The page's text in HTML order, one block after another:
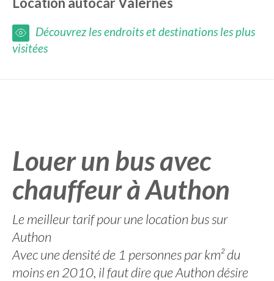
Découvrez les endroits et destinations les plus
visitées
Louer un bus avec
chauffeur à Authon
Le meilleur tarif pour une location bus sur
Authon
Avec une densité de 1 personnes par km² du
moins en 2010, il faut dire que Authon désire